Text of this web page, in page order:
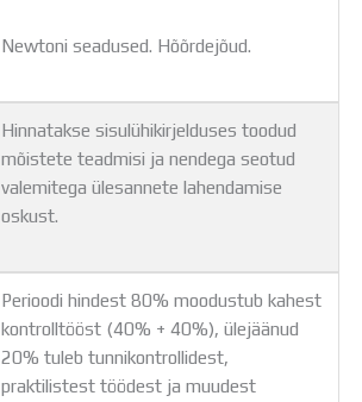
Newtoni seadused. Hõõrdejõud.
Hinnatakse sisulühikirjelduses toodud
mõistete teadmisi ja nendega seotud
valemitega ülesannete lahendamise
oskust.
Perioodi hindest 80% moodustub kahest
kontrolltööst (40% + 40%), ülejäänud
20% tuleb tunnikontrollidest,
praktilistest töödest ja muudest